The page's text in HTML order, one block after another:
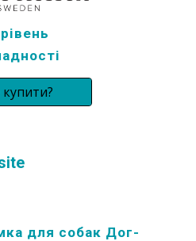
рівень
для собак Дог-